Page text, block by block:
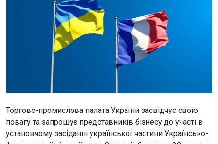
Торгово-промислова палата України засвідчує свою
повагу та запрошує представників бізнесу до участі в
установчому засіданні української частини Українсько-